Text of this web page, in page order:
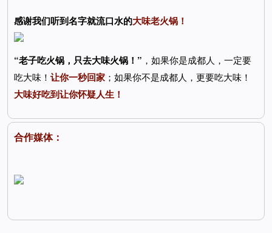
感谢我们听到名字就流口水的大味老火锅！
“老子吃火锅，只去大味火锅！” ，如果你是成都人，一定要
吃大味！ 让你一秒回家 ；如果你不是成都人，更要吃大味！
大味好吃到让你怀疑人生！
合作媒体：